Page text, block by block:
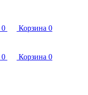
0 Корзина 0
0 Корзина 0